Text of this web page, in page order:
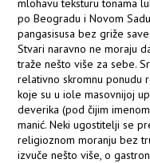
po Beogradu i Novom
pangasisusa bez griže
Stvari naravno ne moraju
traže nešto više za sebe.
relativno skromnu ponudu
koje su u iole masovnijoj
deverika (pod čijim
manić. Neki ugostitelji se
religioznom moranju bez
izvuče nešto više, o